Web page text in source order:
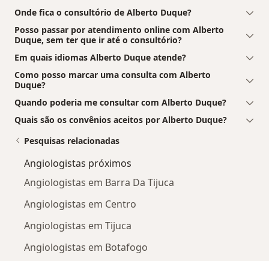
Onde fica o consultório de Alberto Duque?
Posso passar por atendimento online com Alberto
Duque, sem ter que ir até o consultório?
Em quais idiomas Alberto Duque atende?
Como posso marcar uma consulta com Alberto
Duque?
Quando poderia me consultar com Alberto Duque?
Quais são os convênios aceitos por Alberto Duque?
Pesquisas relacionadas
Angiologistas próximos
Angiologistas em Barra Da Tijuca
Angiologistas em Centro
Angiologistas em Tijuca
Angiologistas em Botafogo